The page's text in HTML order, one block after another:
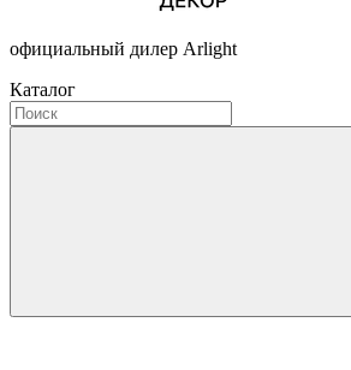
официальный дилер Arlight
Каталог